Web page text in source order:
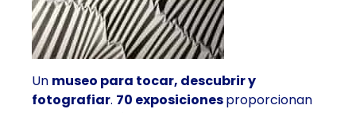
Un museo para tocar, descubrir y
fotografiar. 70 exposicionesproporcionan